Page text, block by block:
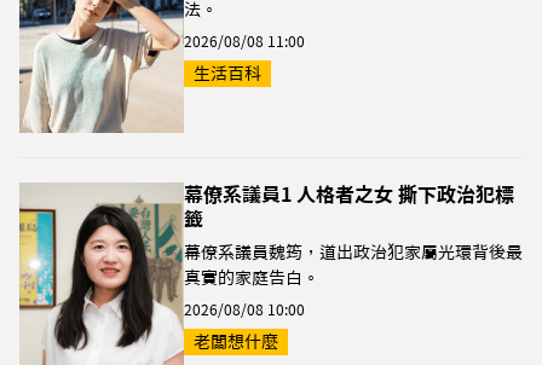
法。
2026/08/08 11:00
生活百科
幕僚系議員1 人格者之女 撕下政治犯標
籤
幕僚系議員魏筠，道出政治犯家屬光環背後最
真實的家庭告白。
2026/08/08 10:00
老闆想什麼